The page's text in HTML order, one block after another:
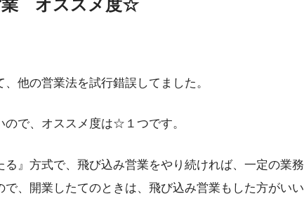
オススメ度☆
他の営業法を試行錯誤してました。
で、オススメ度は☆１つです。
』方式で、飛び込み営業をやり続ければ、一定の業務
、開業したてのときは、飛び込み営業もした方がいい